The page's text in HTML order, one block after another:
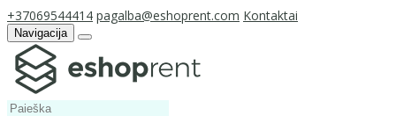
+37069544414 pagalba@eshoprent.com Kontaktai
Navigacija